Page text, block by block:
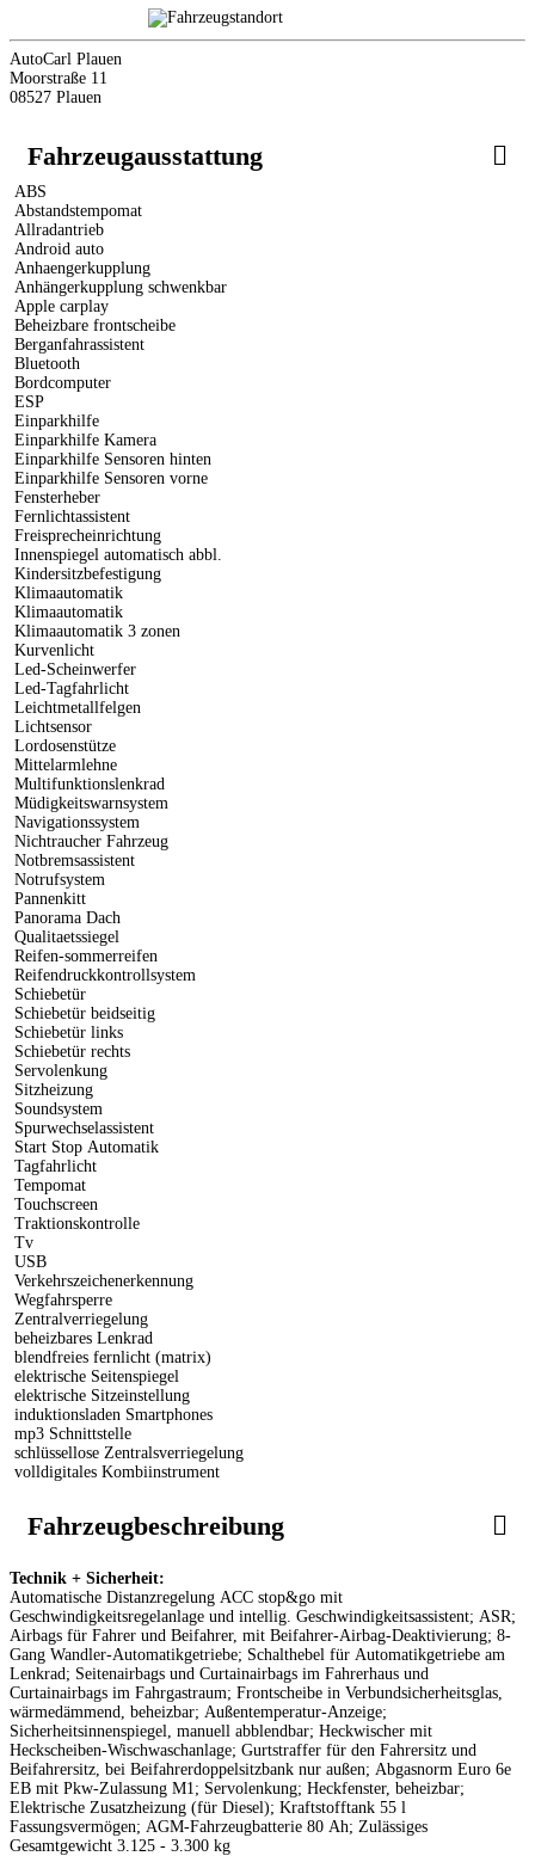
AutoCarl Plauen
Moorstraße 11
08527 Plauen
Fahrzeugausstattung
ABS
Abstandstempomat
Allradantrieb
Android auto
Anhaengerkupplung
Anhängerkupplung schwenkbar
Apple carplay
Beheizbare frontscheibe
Berganfahrassistent
Bluetooth
Bordcomputer
ESP
Einparkhilfe
Einparkhilfe Kamera
Einparkhilfe Sensoren hinten
Einparkhilfe Sensoren vorne
Fensterheber
Fernlichtassistent
Freisprecheinrichtung
Innenspiegel automatisch abbl.
Kindersitzbefestigung
Klimaautomatik
Klimaautomatik
Klimaautomatik 3 zonen
Kurvenlicht
Led-Scheinwerfer
Led-Tagfahrlicht
Leichtmetallfelgen
Lichtsensor
Lordosenstütze
Mittelarmlehne
Multifunktionslenkrad
Müdigkeitswarnsystem
Navigationssystem
Nichtraucher Fahrzeug
Notbremsassistent
Notrufsystem
Pannenkitt
Panorama Dach
Qualitaetssiegel
Reifen-sommerreifen
Reifendruckkontrollsystem
Schiebetür
Schiebetür beidseitig
Schiebetür links
Schiebetür rechts
Servolenkung
Sitzheizung
Soundsystem
Spurwechselassistent
Start Stop Automatik
Tagfahrlicht
Tempomat
Touchscreen
Traktionskontrolle
Tv
USB
Verkehrszeichenerkennung
Wegfahrsperre
Zentralverriegelung
beheizbares Lenkrad
blendfreies fernlicht (matrix)
elektrische Seitenspiegel
elektrische Sitzeinstellung
induktionsladen Smartphones
mp3 Schnittstelle
schlüssellose Zentralsverriegelung
volldigitales Kombiinstrument
Fahrzeugbeschreibung
Technik + Sicherheit:
Automatische Distanzregelung ACC stop&go mit
Geschwindigkeitsregelanlage und intellig. Geschwindigkeitsassistent; ASR;
Airbags für Fahrer und Beifahrer, mit Beifahrer-Airbag-Deaktivierung; 8-
Gang Wandler-Automatikgetriebe; Schalthebel für Automatikgetriebe am
Lenkrad; Seitenairbags und Curtainairbags im Fahrerhaus und
Curtainairbags im Fahrgastraum; Frontscheibe in Verbundsicherheitsglas,
wärmedämmend, beheizbar; Außentemperatur-Anzeige;
Sicherheitsinnenspiegel, manuell abblendbar; Heckwischer mit
Heckscheiben-Wischwaschanlage; Gurtstraffer für den Fahrersitz und
Beifahrersitz, bei Beifahrerdoppelsitzbank nur außen; Abgasnorm Euro 6e
EB mit Pkw-Zulassung M1; Servolenkung; Heckfenster, beheizbar;
Elektrische Zusatzheizung (für Diesel); Kraftstofftank 55 l
Fassungsvermögen; AGM-Fahrzeugbatterie 80 Ah; Zulässiges
Gesamtgewicht 3.125 - 3.300 kg